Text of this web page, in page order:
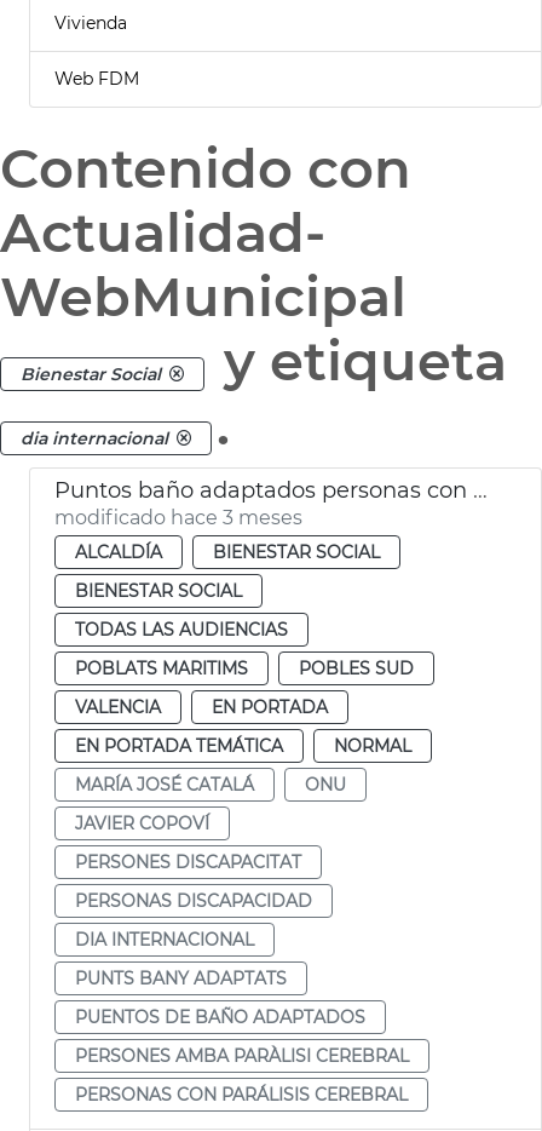
Vivienda
Web FDM
Contenido con
Actualidad-
WebMunicipal
Bienestar Social y etiqueta
dia internacional .
Puntos baño adaptados personas con parálisis cerebral València
modificado hace 3 meses
ALCALDÍA
BIENESTAR SOCIAL
BIENESTAR SOCIAL
TODAS LAS AUDIENCIAS
POBLATS MARITIMS
POBLES SUD
VALENCIA
EN PORTADA
EN PORTADA TEMÁTICA
NORMAL
MARÍA JOSÉ CATALÁ
ONU
JAVIER COPOVÍ
PERSONES DISCAPACITAT
PERSONAS DISCAPACIDAD
DIA INTERNACIONAL
PUNTS BANY ADAPTATS
PUENTOS DE BAÑO ADAPTADOS
PERSONES AMBA PARÀLISI CEREBRAL
PERSONAS CON PARÁLISIS CEREBRAL